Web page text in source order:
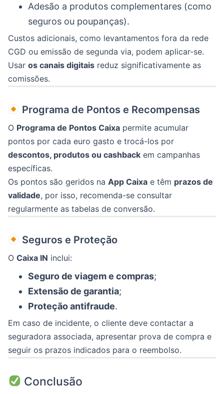
Adesão a produtos complementares (como
seguros ou poupanças).
Custos adicionais, como levantamentos fora da rede
CGD ou emissão de segunda via, podem aplicar-se.
Usar os canais digitais reduz significativamente as
comissões.
Programa de Pontos e Recompensas
O Programa de Pontos Caixa permite acumular
pontos por cada euro gasto e trocá-los por
descontos, produtos ou cashback em campanhas
específicas.
Os pontos são geridos na App Caixa e têm prazos de
validade, por isso, recomenda-se consultar
regularmente as tabelas de conversão.
Seguros e Proteção
O Caixa IN inclui:
Seguro de viagem e compras;
Extensão de garantia;
Proteção antifraude.
Em caso de incidente, o cliente deve contactar a
seguradora associada, apresentar prova de compra e
seguir os prazos indicados para o reembolso.
Conclusão